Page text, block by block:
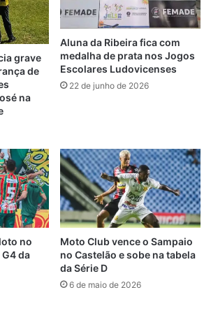
Dias, a competição foi
infanto masculino, entre
X Domingos Vieira Filho;
X Nadir Nascimento de
José X Domingos Vieira
os atletas do
Filhos venceram os
São José por 05 X 02.
Robson Martins também no
foi entre os colégios
X Robson Martins e
Padre Maurício. Tendo como
Liberalino Pereira por
Robson Martins.
grave
de
na
Aluna da Ribeira fica com
medalha de prata nos Jogos
Escolares Ludovicenses
22 de junho de 2026
no
da
Moto Club vence o Sampaio
no Castelão e sobe na tabela
da Série D
6 de maio de 2026